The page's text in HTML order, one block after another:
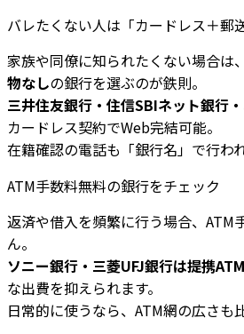
バレたくない人は「カードレス＋郵
家族や同僚に知られたくない場合は、
物なしの銀行を選ぶのが鉄則。
三井住友銀行・住信SBIネット銀行
カードレス契約でWeb完結可能。
在籍確認の電話も「銀行名」で行わ
ATM手数料無料の銀行をチェック
返済や借入を頻繁に行う場合、ATM
ん。
ソニー銀行・三菱UFJ銀行は提携
な出費を抑えられます。
日常的に使うなら、ATM網の広さも